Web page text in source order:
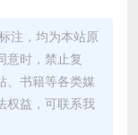
注，均为本站原
意时，禁止复
、书籍等各类媒
权益，可联系我